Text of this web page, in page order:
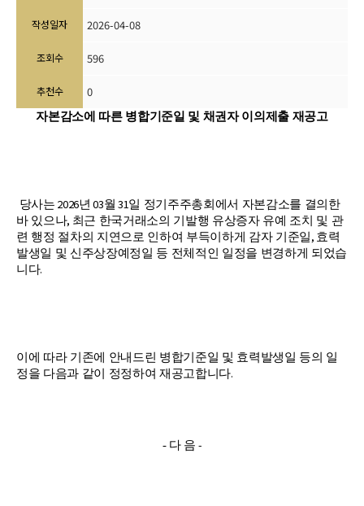
작성일자 2026-04-08
조회수 596
추천수 0
자본감소에 따른 병합기준일 및 채권자 이의제출 재공고
당사는 2026년 03월 31일 정기주주총회에서 자본감소를 결의한
바 있으나, 최근 한국거래소의 기발행 유상증자 유예 조치 및 관
련 행정 절차의 지연으로 인하여 부득이하게 감자 기준일, 효력
발생일 및 신주상장예정일 등 전체적인 일정을 변경하게 되었습
니다.
이에 따라 기존에 안내드린 병합기준일 및 효력발생일 등의 일
정을 다음과 같이 정정하여 재공고합니다.
- 다 음 -